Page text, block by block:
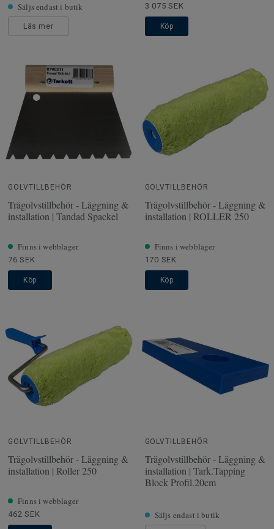
Säljs endast i butik
Läs mer
3 075 SEK
Köp
GOLVTILLBEHÖR
Trägolvstillbehör - Läggning &
installation | Tandad Spackel
Finns i webblager
76 SEK
Köp
GOLVTILLBEHÖR
Trägolvstillbehör - Läggning &
installation | ROLLER 250
Finns i webblager
170 SEK
Köp
GOLVTILLBEHÖR
Trägolvstillbehör - Läggning &
installation | Roller 250
Finns i webblager
462 SEK
GOLVTILLBEHÖR
Trägolvstillbehör - Läggning &
installation | Tark.Tapping
Block Profil.20cm
Säljs endast i butik